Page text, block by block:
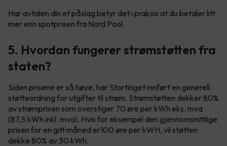
Har avtalen din et påslag betyr det i praksis at du betaler litt
mer enn spotprisen fra Nord Pool.
5. Hvordan fungerer strømstøtten fra
staten?
Siden prisene er så høye, har Stortinget innført en generell
støtteordning for utgifter til strøm. Strømstøtten dekker 80%
av strømprisen som overstiger 70 øre per kWh eks. mva
(87,5 kWh inkl. mva). Hvis for eksempel den gjennomsnittlige
prisen for en gitt måned er100 øre per kWH, vil støtten
dekke 80% av 30 kWh.